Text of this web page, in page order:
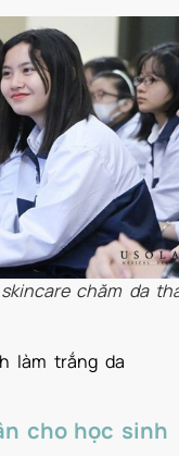
chăm da
làm trắng da
cho học sinh